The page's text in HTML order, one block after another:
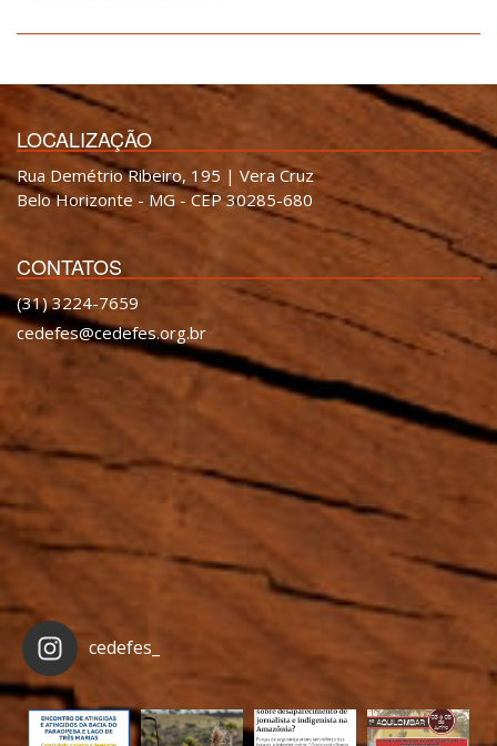
LOCALIZAÇÃO
Rua Demétrio Ribeiro, 195 | Vera Cruz
Belo Horizonte - MG - CEP 30285-680
CONTATOS
(31) 3224-7659
cedefes@cedefes.org.br
cedefes_